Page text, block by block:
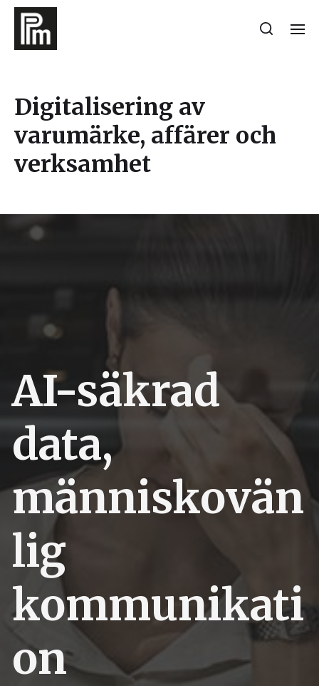
Digitalisering av
varumärke, affärer och
verksamhet
AI-säkrad
data,
människovän
lig
kommunikati
on